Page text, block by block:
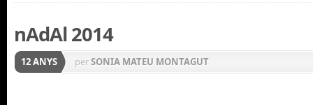
nAdAl 2014
12 ANYS perSONIA MATEU MONTAGUT